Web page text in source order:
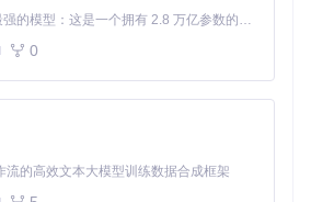
面，展示工具核心功能与操作流程概
和兼容性检查的引导入口
硬件检测到EFI生成的三步流
Kimi K3 是Kimi能力最强的模型：这是一个拥有 2.8 万亿参数的混合专家（MoE）模型，具备原生视觉理解能力，并支持 100 万 token 的上下文窗口。
0
流的高效文本大模型训练数据合成框架